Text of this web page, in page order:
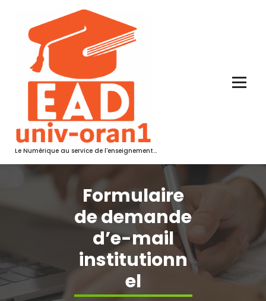
contenu
Le Numérique au service de l'enseignement...
Formulaire
de demande
d’e-mail
institutionn
el